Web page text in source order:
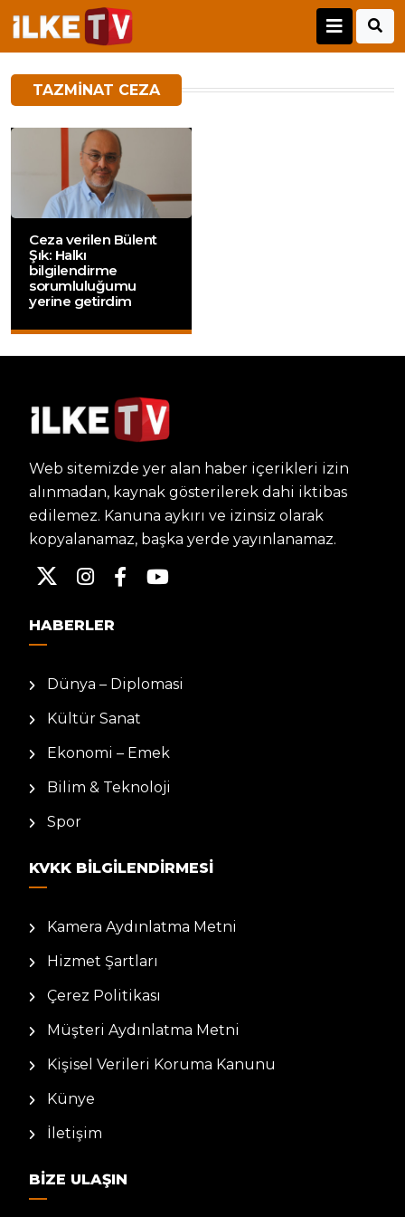
TAZMINAT CEZA
Ceza verilen Bülent
Şık: Halkı
bilgilendirme
sorumluluğumu
yerine getirdim
Web sitemizde yer alan haber içerikleri izin
alınmadan, kaynak gösterilerek dahi iktibas
edilemez. Kanuna aykırı ve izinsiz olarak
kopyalanamaz, başka yerde yayınlanamaz.
HABERLER
Dünya – Diplomasi
Kültür Sanat
Ekonomi – Emek
Bilim & Teknoloji
Spor
KVKK BILGILENDIRMESI
Kamera Aydınlatma Metni
Hizmet Şartları
Çerez Politikası
Müşteri Aydınlatma Metni
Kişisel Verileri Koruma Kanunu
Künye
İletişim
BIZE ULAŞIN